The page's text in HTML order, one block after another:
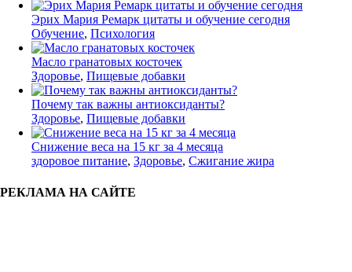
Эрих Мария Ремарк цитаты и обучение сегодня
Обучение, Психология
Масло гранатовых косточек
Здоровье, Пищевые добавки
Почему так важны антиоксиданты?
Здоровье, Пищевые добавки
Снижение веса на 15 кг за 4 месяца
здоровое питание, Здоровье, Сжигание жира
РЕКЛАМА НА САЙТЕ